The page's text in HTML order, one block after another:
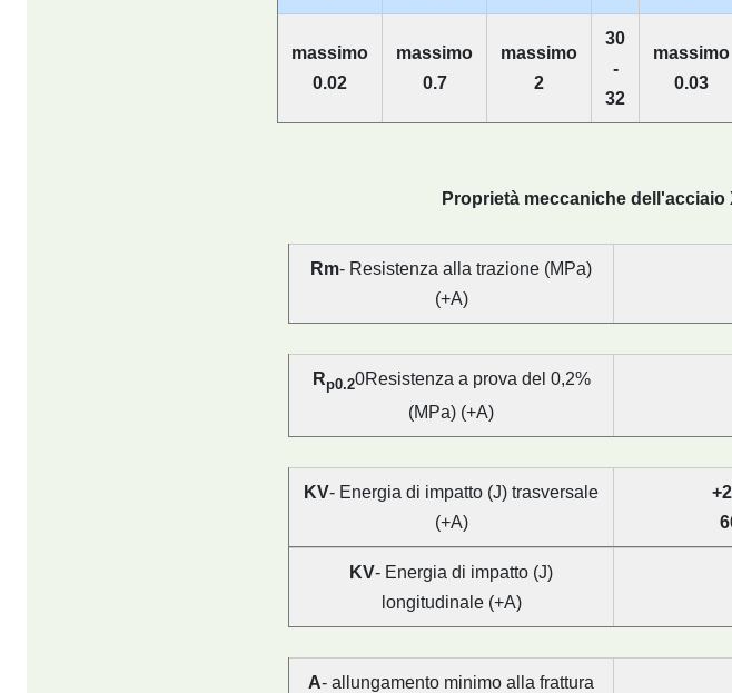
massimo
0.02
massimo
0.7
massimo
2
30
-
32
massimo
0.03
Proprietà meccaniche dell'acciaio
Rm- Resistenza alla trazione (MPa)
(+A)
Rp0.20Resistenza a prova del 0,2%
(MPa) (+A)
KV- Energia di impatto (J) trasversale
(+A)
KV- Energia di impatto (J)
longitudinale (+A)
A- allungamento minimo alla frattura